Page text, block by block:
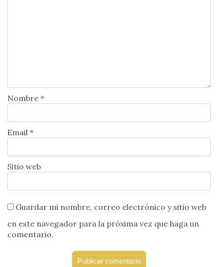
Nombre *
Email *
Sitio web
Guardar mi nombre, correo electrónico y sitio web
en este navegador para la próxima vez que haga un
comentario.